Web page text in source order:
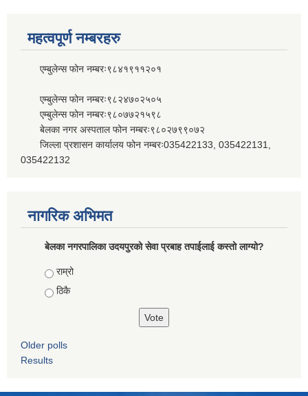
महत्वपूर्ण नम्बरहरु
एम्बुलेन्स फोन नम्बरः९८४१९११२०१
एम्बुलेन्स फोन नम्बरः९८२४७०२५०५
एम्बुलेन्स फोन नम्बरः९८०७७२१५९८
बेलका नगर अस्पताल फोन नम्बरः९८०२७९९०७२
जिल्ला प्रशासन कार्यालय फोन नम्बरः035422133, 035422131,
035422132
नागरिक अभिमत
बेलका नगरपालिका उदयपुरको सेवा प्रबाह तपाईलाई कस्तो लाग्यो?
Choices
राम्रो
ठिकै
Older polls
Results